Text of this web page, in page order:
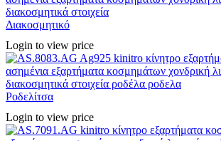
Διακοσμητικό
Login to view price
Ροδελίτσα
Login to view price